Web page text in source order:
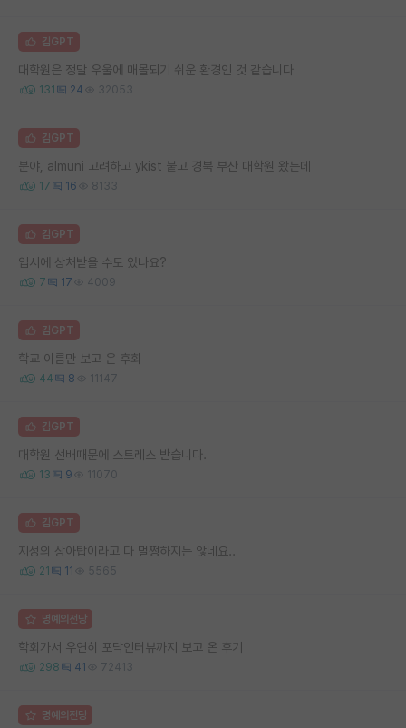
김GPT
대학원은 정말 우울에 매몰되기 쉬운 환경인 것 같습니다
131 24 32053
김GPT
분야, almuni 고려하고 ykist 붙고 경북 부산 대학원 왔는데
17 16 8133
김GPT
입시에 상처받을 수도 있나요?
7 17 4009
김GPT
학교 이름만 보고 온 후회
44 8 11147
김GPT
대학원 선배때문에 스트레스 받습니다.
13 9 11070
김GPT
지성의 상아탑이라고 다 멀쩡하지는 않네요..
21 11 5565
명예의전당
학회가서 우연히 포닥인터뷰까지 보고 온 후기
298 41 72413
명예의전당